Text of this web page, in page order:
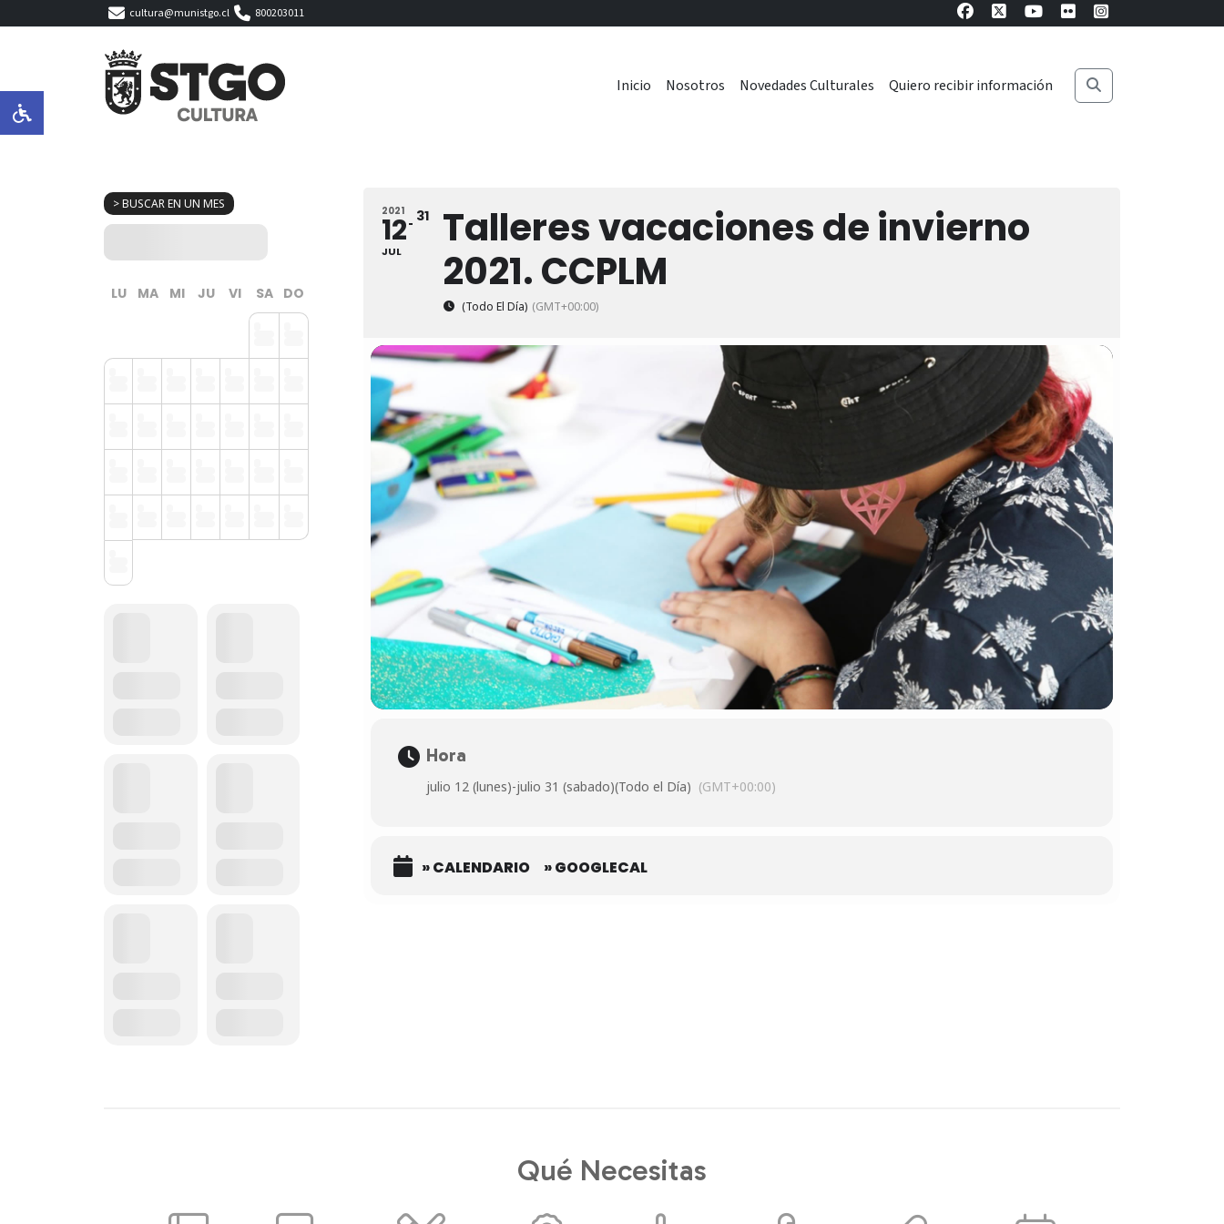
cultura@munistgo.cl 800203011
Inicio Nosotros Novedades Culturales Quiero recibir información
> BUSCAR EN UN MES
LU MA MI JU VI SA DO
2021
12
JUL
31
Talleres vacaciones de invierno
2021. CCPLM
(Todo El Día) (GMT+00:00)
Hora
julio 12 (lunes)-julio 31 (sabado)(Todo el Día) (GMT+00:00)
» CALENDARIO » GOOGLECAL
Qué Necesitas